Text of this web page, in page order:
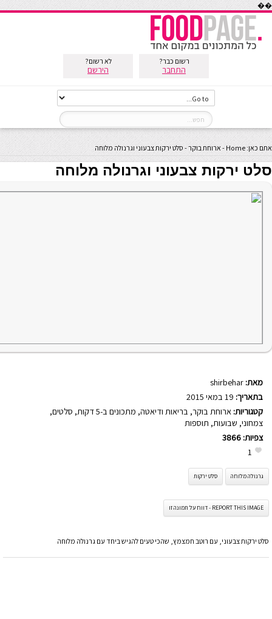
��
רשום כבר?
התחבר
לא רשום?
הירשם
אתם כאן: Home
- ארוחת בוקר- סלט ירקות צבעוני וגרנולה מלוחה
סלט ירקות צבעוני וגרנולה מלוחה
מאת: shirbehar
בתאריך:
קטגוריות: ארוחת בוקר, בריאות ודיאטה, מתכונים ב-5 דקות , סלטים,
צמחוני, שבועות, תוספות
צפיות: 3866
1
גרנולה מלוחה סלט ירקות
REPORT THIS IMAGE - דווח על תמונה זו
סלט ירקות צבעוני, עם רוטב חמצמץ, שהכי טעים להגיש ביחד עם גרנולה מלוחה